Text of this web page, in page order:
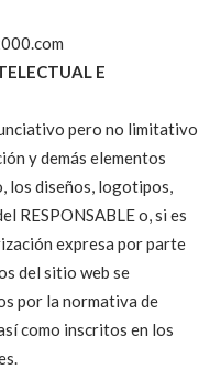
E
pero no limitativo
y demás elementos
los diseños, logotipos,
RESPONSABLE o, si es
expresa por parte
del sitio web se
por la normativa de
como inscritos en los